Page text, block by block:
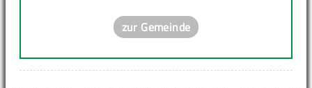
zur Gemeinde